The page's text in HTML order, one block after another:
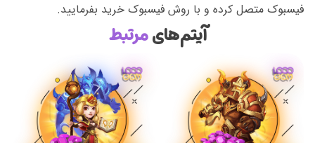
فیسبوک متصل کرده و با روش فیسبوک خرید بفرمایید.
آیتم‌هایمرتبط